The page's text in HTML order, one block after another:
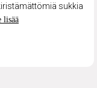
sukkia
lisää